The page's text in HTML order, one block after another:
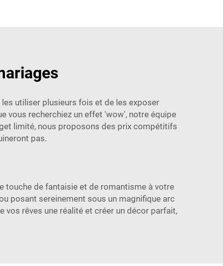
utiliser plusieurs fois et de les exposer
vous recherchiez un effet 'wow', notre équipe
limité, nous proposons des prix compétitifs
pas.
touche de fantaisie et de romantisme à votre
posant sereinement sous un magnifique arc
vos rêves une réalité et créer un décor parfait,